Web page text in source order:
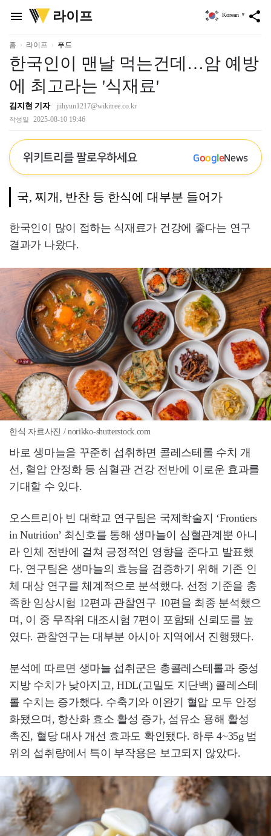
menu
위
키
리
라이프 share
Korean ▼
홈 라이프 푸드
한국인이 맨날 먹는건데…암 예방
에 최고라는 '식재료'
김지현 기자 jiihyun1217@wikitree.co.kr
작성일 2025-08-10 19:46
위키트리를 팔로우하세요 GoogleNews
국, 찌개, 반찬 등 한식에 대부분 들어가
한국인이 많이 접하는 식재료가 건강에 좋다는 연구
결과가 나왔다.
한식 자료사진 / norikko-shutterstock.com
바로 생마늘을 꾸준히 섭취하면 콜레스테롤 수치 개
선, 혈압 안정화 등 심혈관 건강 전반에 이로운 효과를
기대할 수 있다.
오스트리아 빈 대학교 연구팀은 국제학술지 ‘Frontiers
in Nutrition’ 최신호를 통해 생마늘이 심혈관계뿐 아니
라 인체 전반에 걸쳐 긍정적인 영향을 준다고 발표했
다. 연구팀은 생마늘의 효능을 검증하기 위해 기존 인
체 대상 연구를 체계적으로 분석했다. 선정 기준을 충
족한 임상시험 12편과 관찰연구 10편을 최종 분석했으
며, 이 중 무작위 대조시험 7편이 포함돼 신뢰도를 높
였다. 관찰연구는 대부분 아시아 지역에서 진행됐다.
분석에 따르면 생마늘 섭취군은 총콜레스테롤과 중성
지방 수치가 낮아지고, HDL(고밀도 지단백) 콜레스테
롤 수치는 증가했다. 수축기와 이완기 혈압 모두 안정
화됐으며, 항산화 효소 활성 증가, 섬유소 용해 활성
촉진, 혈당 대사 개선 효과도 확인됐다. 하루 4~35g 범
위의 섭취량에서 특이 부작용은 보고되지 않았다.